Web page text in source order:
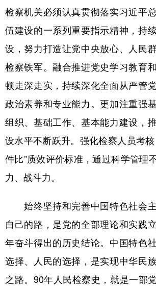
检察机关必须认真贯彻落实习近平
伍建设的一系列重要指示精神，持
设，努力打造让党中央放心、人民
检察铁军。融合推进党史学习教育
顿走深走实，持续深化全面从严管
政治素养和专业能力。更加注重强
组织、基础工作、基本能力建设，
设水平不断跃升。强化检察人员考
件比”质效评价标准，通过科学管理
力、战斗力。
始终坚持和完善中国特色社会
自己的路，是党的全部理论和实践
年奋斗得出的历史结论。中国特色
选择、人民的选择，是实现中华民
之路。90年人民检察史，就是一部